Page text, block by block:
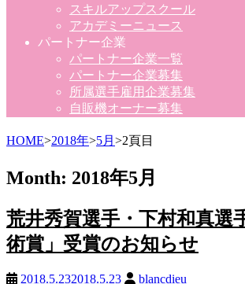
スキルアップスクール
アカデミーニュース
パートナー企業
パートナー企業一覧
パートナー企業募集
所属選手雇用企業募集
自販機オーナー募集
HOME>2018年>5月 >2頁目
Month: 2018年5月
荒井秀賀選手・下村和真選
術賞」受賞のお知らせ
2018.5.232018.5.23 blancdieu